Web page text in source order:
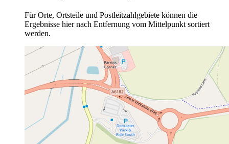
Für Orte, Ortsteile und Postleitzahlgebiete können die
Ergebnisse hier nach Entfernung vom Mittelpunkt sortiert
werden.